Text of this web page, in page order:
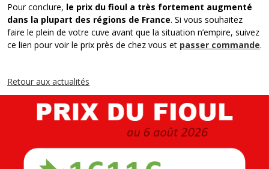
Pour conclure, le prix du fioul a très fortement augmenté
dans la plupart des régions de France. Si vous souhaitez
faire le plein de votre cuve avant que la situation n’empire, suivez
ce lien pour voir le prix près de chez vous et passer commande.
Retour aux actualités